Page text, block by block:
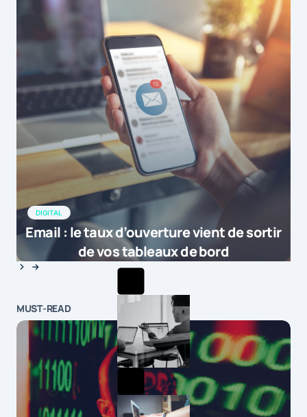
DIGITAL
Email : le taux d’ouverture vient de sortir
de vos tableaux de bord
MUST-READ